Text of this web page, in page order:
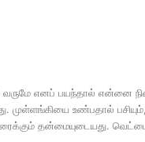
எனப் பயந்தால் என்னை
முள்ளங்கியை உண்பதால்
தன்மையுடையது. வெட்டை